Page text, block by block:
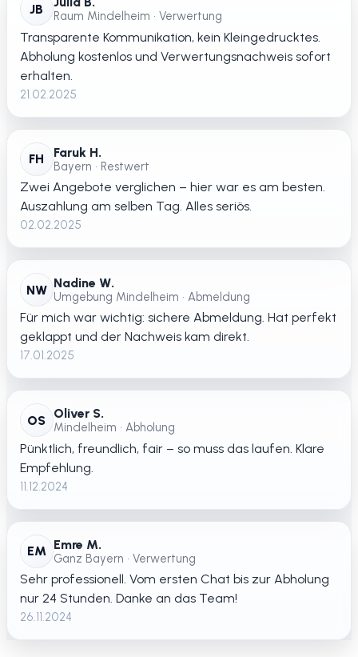
JB Raum Mindelheim • Verwertung
Transparente Kommunikation, kein Kleingedrucktes.
Abholung kostenlos und Verwertungsnachweis sofort
erhalten.
21.02.2025
FH Faruk H.
Bayern • Restwert
Zwei Angebote verglichen – hier war es am besten.
Auszahlung am selben Tag. Alles seriös.
02.02.2025
NW Nadine W.
Umgebung Mindelheim • Abmeldung
Für mich war wichtig: sichere Abmeldung. Hat perfekt
geklappt und der Nachweis kam direkt.
17.01.2025
OS Oliver S.
Mindelheim • Abholung
Pünktlich, freundlich, fair – so muss das laufen. Klare
Empfehlung.
11.12.2024
EM Emre M.
Ganz Bayern • Verwertung
Sehr professionell. Vom ersten Chat bis zur Abholung
nur 24 Stunden. Danke an das Team!
26.11.2024